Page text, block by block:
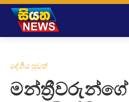
දේශීය පුවත්
මන්ත්‍රීවරුන්ගේ